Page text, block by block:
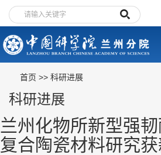
首页 >> 科研进展
科研进展
兰州化物所新型强
复合陶瓷材料研究